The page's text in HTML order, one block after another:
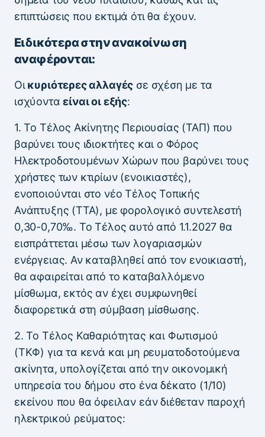
επιπτώσεις που εκτιμά ότι θα έχουν.
Ειδικότερα στην ανακοίνωση
αναφέρονται:
Οικυριότερες αλλαγές σε σχέση με τα
ισχύονταείναι οι εξής:
1. Το Τέλος Ακίνητης Περιουσίας (ΤΑΠ) που
βαρύνει τους ιδιοκτήτες και ο Φόρος
Ηλεκτροδοτουμένων Χώρων που βαρύνει τους
χρήστες των κτιρίων (ενοικιαστές),
ενοποιούνται στο νέο Τέλος Τοπικής
Ανάπτυξης (ΤΤΑ), με φορολογικό συντελεστή
0,30-0,70‰. Το Τέλος αυτό από 1.1.2027 θα
εισπράττεται μέσω των λογαριασμών
ενέργειας. Αν καταβληθεί από τον ενοικιαστή,
θα αφαιρείται από το καταβαλλόμενο
μίσθωμα, εκτός αν έχει συμφωνηθεί
διαφορετικά στη σύμβαση μίσθωσης.
2. Το Τέλος Καθαριότητας και Φωτισμού
(ΤΚΦ) για τα κενά και μη ρευματοδοτούμενα
ακίνητα, υπολογίζεται από την οικονομική
υπηρεσία του δήμου στο ένα δέκατο (1/10)
εκείνου που θα όφειλαν εάν διέθεταν παροχή
ηλεκτρικού ρεύματος: